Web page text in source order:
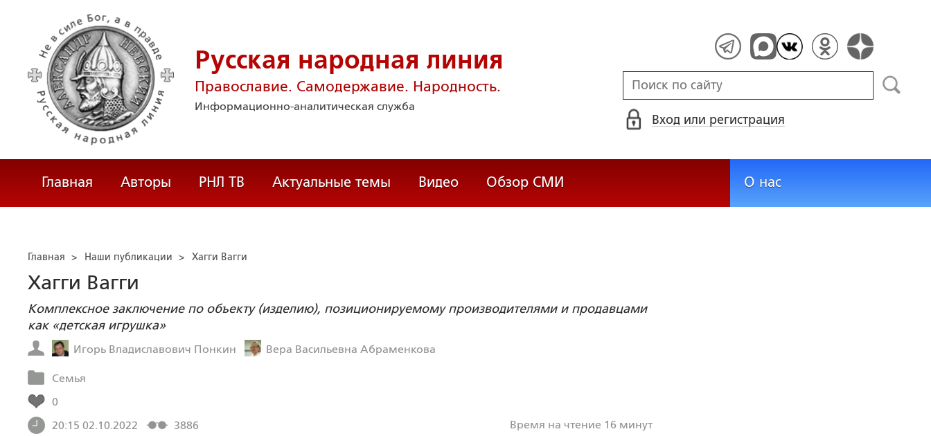
Русская народная линия
Православие. Самодержавие. Народность.
Информационно-аналитическая служба
Вход или регистрация
Главная Авторы РНЛ ТВ Актуальные темы Видео Обзор СМИ О нас
Главная > Наши публикации > Хагги Вагги
Хагги Вагги
Комплексное заключение по объекту (изделию), позиционируемому производителями и продавцами
как «детская игрушка»
Игорь Владиславович Понкин Вера Васильевна Абраменкова
Семья
0
20:15 02.10.2022
3886 Время на чтение 16 минут